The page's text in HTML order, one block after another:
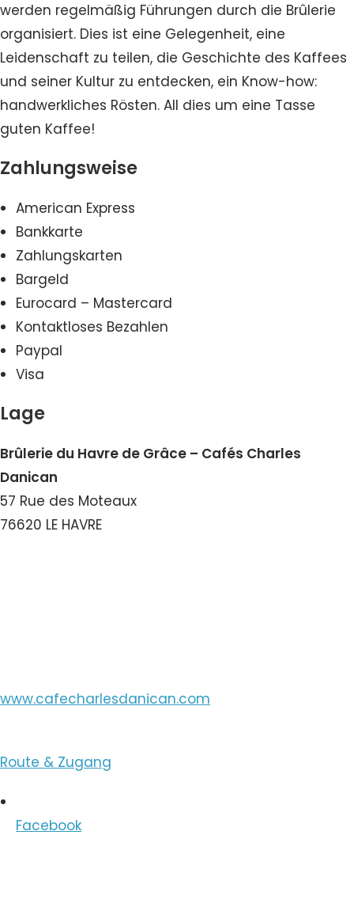
werden regelmäßig Führungen durch die Brûlerie
organisiert. Dies ist eine Gelegenheit, eine
Leidenschaft zu teilen, die Geschichte des Kaffees
und seiner Kultur zu entdecken, ein Know-how:
handwerkliches Rösten. All dies um eine Tasse
guten Kaffee!
Zahlungsweise
American Express
Bankkarte
Zahlungskarten
Bargeld
Eurocard – Mastercard
Kontaktloses Bezahlen
Paypal
Visa
Lage
Brûlerie du Havre de Grâce – Cafés Charles
Danican
57 Rue des Moteaux
76620 LE HAVRE
www.cafecharlesdanican.com
Route & Zugang
Facebook